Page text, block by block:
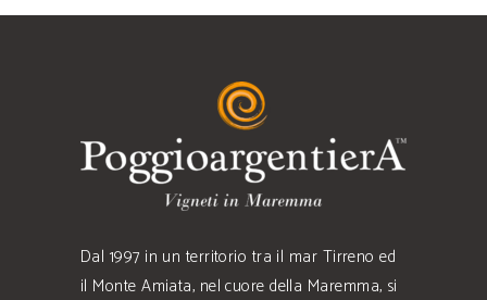
Dal 1997 in un territorio tra il mar Tirreno ed
il Monte Amiata, nel cuore della Maremma, si